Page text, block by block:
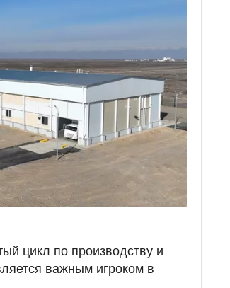
цикл по производству и
важным игроком в